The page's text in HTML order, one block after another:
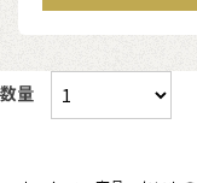
数量